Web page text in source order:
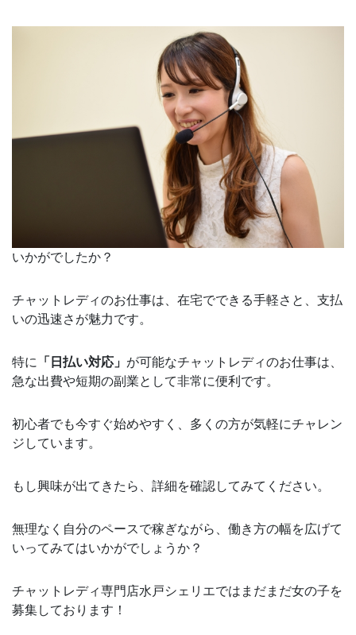
いかがでしたか？
チャットレディのお仕事は、在宅でできる手軽さと、支払
いの迅速さが魅力です。
特に 「日払い対応」 が可能なチャットレディのお仕事は、
急な出費や短期の副業として非常に便利です。
初心者でも今すぐ始めやすく、多くの方が気軽にチャレン
ジしています。
もし興味が出てきたら、詳細を確認してみてください。
無理なく自分のペースで稼ぎながら、働き方の幅を広げて
いってみてはいかがでしょうか？
チャットレディ専門店水戸シェリエではまだまだ女の子を
募集しております！